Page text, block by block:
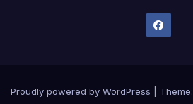
Proudly powered by WordPress Theme: